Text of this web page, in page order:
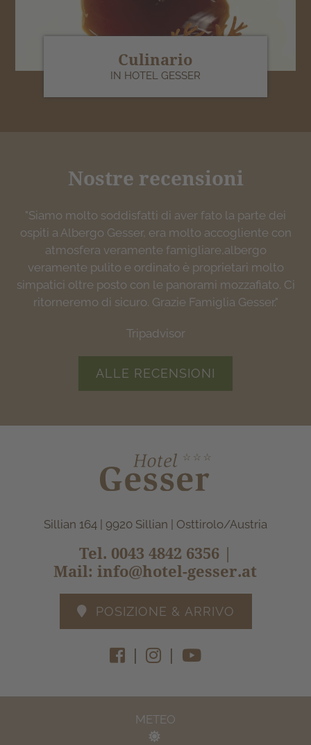
Culinario
IN HOTEL GESSER
Nostre recensioni
"Siamo molto soddisfatti di aver fato la parte dei
ospiti a Albergo Gesser, era molto accogliente con
atmosfera veramente famigliare,albergo
veramente pulito e ordinato è proprietari molto
simpatici oltre posto con le panorami mozzafiato. Ci
ritorneremo di sicuro. Grazie Famiglia Gesser."
Tripadvisor
"Struttura nuova estremamente accogliente, molto
pulita. Personale gentilissimo e professionale. Si
trova nel cuore di Sillian vicino a molte località
interessanti da visitare. Il panorama dalla camera è
spettacolare e si respira aria di relax ...non vediamo
l'ora di tornarci!"
Tripadvisor
"… il top! Cena veramente buona con piatti tipici
spesso molto curati anche nell’impiattamento.
Personale parla italiano. Consigliatissimo"
google
"Accogliente, pulito ed ottimo servizio, anche in
lingua italiana."
google
ALLE RECENSIONI
Sillian 164 | 9920 Sillian | Osttirolo/Austria
Tel. 0043 4842 6356|
Mail:info@hotel-gesser.at
POSIZIONE & ARRIVO
| |
METEO